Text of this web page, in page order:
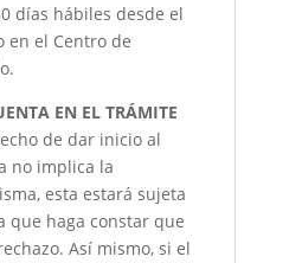
días hábiles desde el
en el Centro de
EN EL TRÁMITE
de dar inicio al
no implica la
esta estará sujeta
que haga constar que
Así mismo, si el